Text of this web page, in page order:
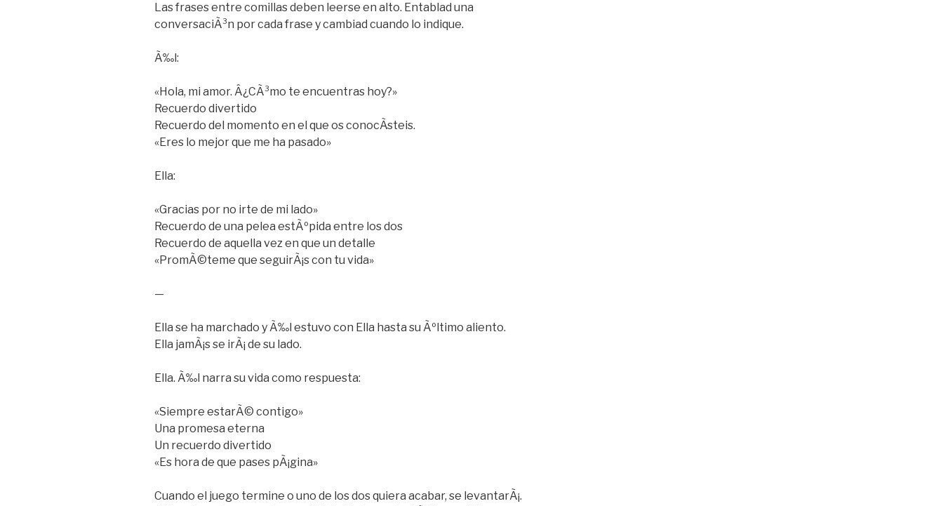
Las frases entre comillas deben leerse en alto. Entablad una
conversaciÃ³n por cada frase y cambiad cuando lo indique.
Ã‰l:
«Hola, mi amor. Â¿CÃ³mo te encuentras hoy?»
Recuerdo divertido
Recuerdo del momento en el que os conocÃ­steis.
«Eres lo mejor que me ha pasado»
Ella:
«Gracias por no irte de mi lado»
Recuerdo de una pelea estÃºpida entre los dos
Recuerdo de aquella vez en que un detalle
«PromÃ©teme que seguirÃ¡s con tu vida»
—
Ella se ha marchado y Ã‰l estuvo con Ella hasta su Ãºltimo aliento.
Ella jamÃ¡s se irÃ¡ de su lado.
Ella. Ã‰l narra su vida como respuesta:
«Siempre estarÃ© contigo»
Una promesa eterna
Un recuerdo divertido
«Es hora de que pases pÃ¡gina»
Cuando el juego termine o uno de los dos quiera acabar, se levantarÃ¡.